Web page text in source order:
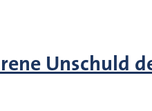
Unschuld